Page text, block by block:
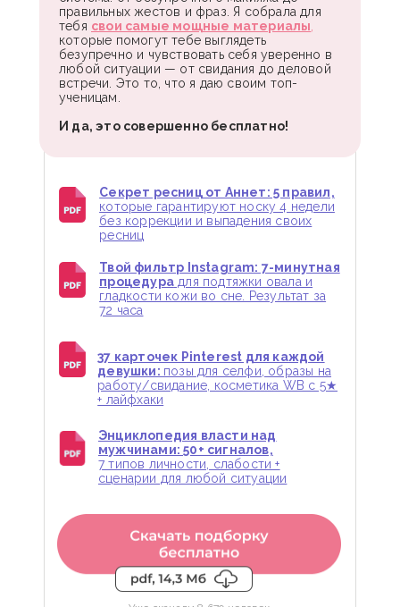
правильных жестов и фраз. Я собрала для
тебя свои самые мощные материалы,
которые помогут тебе выглядеть
безупречно и чувствовать себя уверенно в
любой ситуации — от свидания до деловой
встречи. Это то, что я даю своим топ-
ученицам.
И да, это совершенно бесплатно!
Секрет ресниц от Аннет: 5 правил,
которые гарантируют носку 4 недели
без коррекции и выпадения своих
ресниц
Твой фильтр Instagram: 7-минутная
процедурадля подтяжки овала и
гладкости кожи во сне. Результат за
72 часа
37 карточек Pinterest для каждой
девушки: позы для селфи, образы на
работу/свидание, косметика WB с 5★
+ лайфхаки
Энциклопедия власти над
мужчинами: 50+ сигналов,
7 типов личности, слабости +
сценарии для любой ситуации